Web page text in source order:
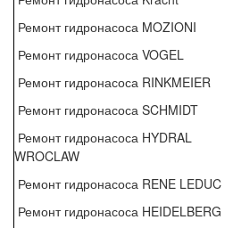
Ремонт гидронасоса MOZIONI
Ремонт гидронасоса VOGEL
Ремонт гидронасоса RINKMEIER
Ремонт гидронасоса SCHMIDT
Ремонт гидронасоса HYDRAL
WROCLAW
Ремонт гидронасоса RENE LEDUC
Ремонт гидронасоса HEIDELBERG